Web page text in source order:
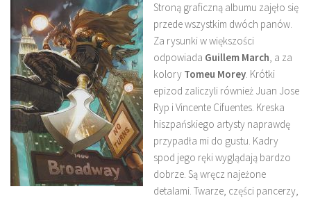
Stroną graficzną albumu zajęło się
przede wszystkim dwóch panów.
Za rysunki w większości
odpowiada Guillem March, a za
kolory Tomeu Morey. Krótki
epizod zaliczyli również Juan Jose
Ryp i Vincente Cifuentes. Kreska
hiszpańskiego artysty naprawdę
przypadła mi do gustu. Kadry
spod jego ręki wyglądają bardzo
dobrze. Są wręcz najeżone
detalami. Twarze, części pancerzy,